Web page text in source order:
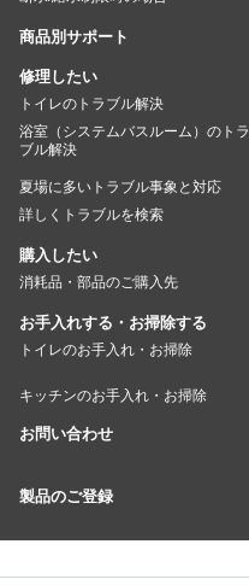
商品別サポート
修理したい
トイレのトラブル解決
浴室（システムバスルーム）のトラ
ブル解決
夏場に多いトラブル事象と対応
詳しくトラブルを検索
購入したい
消耗品・部品のご購入先
お手入れする・お掃除する
トイレのお手入れ・お掃除
キッチンのお手入れ・お掃除
お問い合わせ
製品のご登録